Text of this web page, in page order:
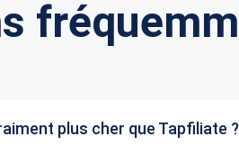
plus cher que Tapfiliate ?